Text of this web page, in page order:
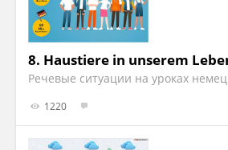
8. Haustiere in unserem
Речевые ситуации на уроках
1220